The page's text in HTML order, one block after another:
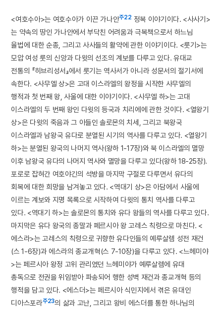
<여호수아>는 여호수아가 이끈 가나안주22 정복 이야기이다. <사사기>
는 약속의 땅인 가나안에서 부닥친 어려움과 극복책으로서 하느님
율법에 대한 순종, 그리고 사사들의 활약에 관한 이야기이다. <룻기>는
모압 여성 룻의 신앙과 다윗의 선조의 계보를 다루고 있다. 유대교
전통의 『히브리성서』에서 룻기는 역사서가 아니라 성문서의 절기서에
속한다. <사무엘 상>은 고대 이스라엘의 왕정을 시작한 사무엘의
행적과 첫 번째 왕, 사울에 대한 이야기이다. <사무엘 하>는 고대
이스라엘의 두 번째 왕인 다윗의 등국과 치리에에 관한 것이다. <열왕기
상>은 다윗의 죽음과 그 아들인 솔로몬의 치세, 그리고 북왕국
이스라엘과 남왕국 유다로 분열된 시기의 역사를 다루고 있다. <열왕기
하>는 분열된 왕국의 나머지 역사(왕하 1-17장)와 북 이스라엘의 멸망
이후 남왕국 유다의 나머지 역사와 멸망을 다루고 있다(왕하 18-25장).
포로로 잡혀간 여호야긴의 석방을 마지막 구절로 다루면서 유다의
회복에 대한 희망을 남겨놓고 있다. <역대기 상>은 아담에서 사울에
이르는 계보와 지명 목록으로 시작하여 다윗의 통치 역사를 다루고
있다. <역대기 하>는 솔로몬의 통치와 유다 왕들의 역사를 다루고 있다.
마지막은 유다 왕국의 종말과 페르시아 왕 고레스 칙령으로 마친다. <
에스라>는 고레스의 칙령으로 귀향한 유다인들의 예루살렘 성전 재건
(스 1-6장)과 에스라의 종교개혁(스 7-10장)을 다루고 있다. <느헤미야
>는 페르시아 왕정 고위 관리였던 느헤미야가 예루살렘에 유대
총독으로 전권을 위임받아 파송되어 행한 성벽 재건과 종교개혁 등의
행적을 담고 있다. <에스더>는 페르시아 식민지에서 겪은 유대인
디아스포라주23의 삶과 고난, 그리고 왕비 에스더를 통한 하나님의